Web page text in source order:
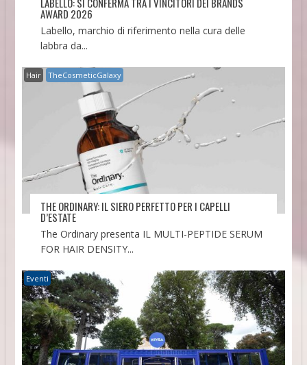
AWARD 2026
Labello, marchio di riferimento nella cura delle
labbra da...
Hair TheCosmeticGalaxy
THE ORDINARY: IL SIERO PERFETTO PER I CAPELLI
D’ESTATE
The Ordinary presenta IL MULTI-PEPTIDE SERUM
FOR HAIR DENSITY...
Eventi